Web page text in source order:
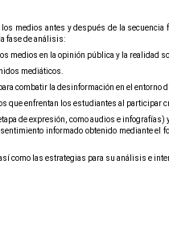
medios antes y después de la secuencia
fase de análisis:
medios en la opinión pública y la realidad
mediáticos.
combatir la desinformación en el entorno
enfrentan los estudiantes al
de expresión, como audios e
informado obtenido mediante
como las estrategias para su análisis e